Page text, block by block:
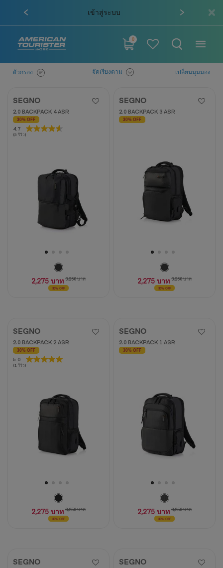
ผ่อน 0% นาน 6 เดือน เมื่อช้อปสินค้า
ครบ 10,000 บาท
0
เปลี่ยนมุมมอง
จัดเรียงตาม
ตัวกรอง
SEGNO
2.0 BACKPACK 4 ASR
30% OFF
4.7
(3 รีวิว)
4.7
จาก
2,275 บาท 3,250 บาท
30% OFF
SEGNO
2.0 BACKPACK 3 ASR
30% OFF
2,275 บาท 3,250 บาท
30% OFF
SEGNO
2.0 BACKPACK 2 ASR
30% OFF
5.0
(1 รีวิว)
5.0
จาก
2,275 บาท 3,250 บาท
30% OFF
SEGNO
2.0 BACKPACK 1 ASR
30% OFF
2,275 บาท 3,250 บาท
30% OFF
SEGNO
SEGNO